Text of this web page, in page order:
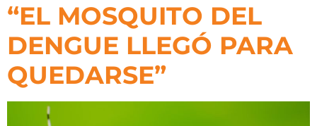
“EL MOSQUITO DEL
DENGUE LLEGÓ PARA
QUEDARSE”